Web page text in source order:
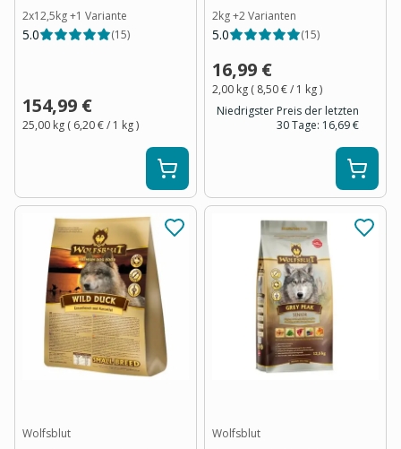
2x12,5kg+1 Variante
5.0 (15)
154,99 €
25,00 kg ( 6,20 €/ 1 kg)
2kg+2Varianten
5.0 (15)
16,99 €
2,00 kg ( 8,50 €/ 1 kg)
Niedrigster Preis der letzten
30 Tage: 16,69 €
Wolfsblut Wolfsblut